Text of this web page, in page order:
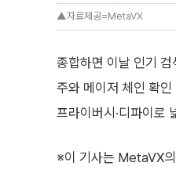
▲자료제공=MetaVX
종합하면 이날 인기
주와 메이저 체인 확
프라이버시·디파이로
※이 기사는 MetaVX